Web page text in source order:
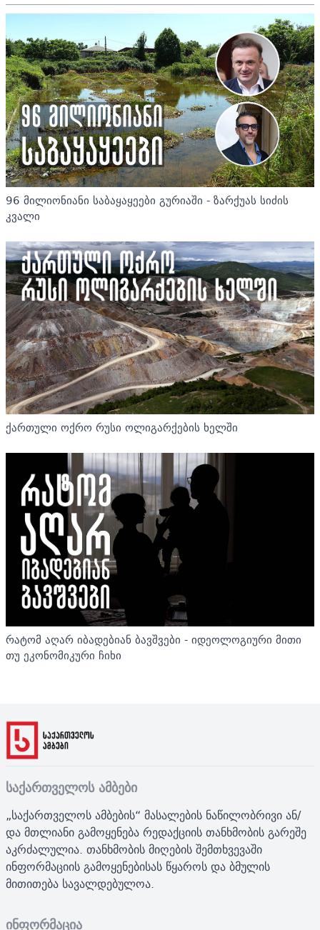
96 მილიონიანი საბაყაყეები გურიაში - ზარქუას სიძის
კვალი
ქართული ოქრო რუსი ოლიგარქების ხელში
რატომ აღარ იბადებიან ბავშვები - იდეოლოგიური მითი
თუ ეკონომიკური ჩიხი
საქართველოს ამბები
„საქართველოს ამბების“ მასალების ნაწილობრივი ან/
და მთლიანი გამოყენება რედაქციის თანხმობის გარეშე
აკრძალულია. თანხმობის მიღების შემთხვევაში
ინფორმაციის გამოყენებისას წყაროს და ბმულის
მითითება სავალდებულოა.
ინფორმაცია